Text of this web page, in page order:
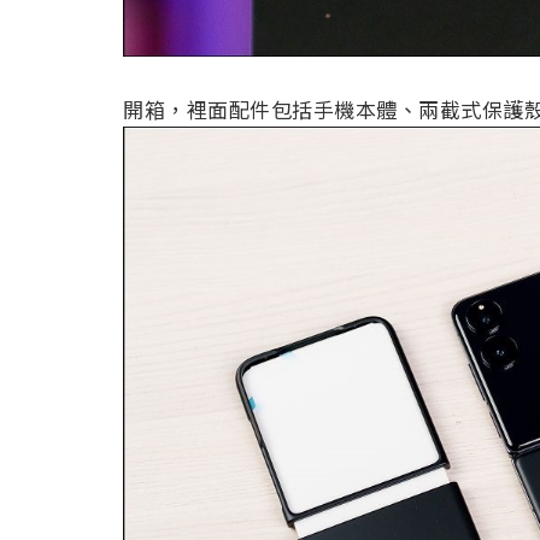
開箱，裡面配件包括手機本體、兩截式保護